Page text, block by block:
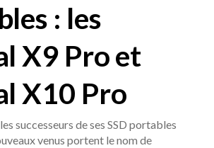
: les
X9 Pro et
X10 Pro
successeurs de ses SSD portables
venus portent le nom de